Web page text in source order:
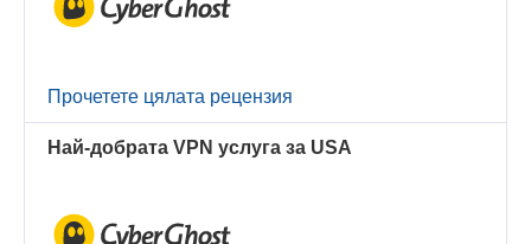
Прочетете цялата рецензия
Най-добрата VPN услуга за USA